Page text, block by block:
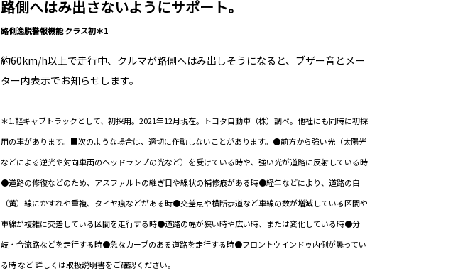
路側へはみ出さないようにサポート。
路側逸脱警報機能 クラス初＊1
約60km/h以上で走行中、クルマが路側へはみ出しそうになると、ブザー音とメー
ター内表示でお知らせします。
＊1.軽キャブトラックとして、初採用。2021年12月現在。トヨタ自動車（株）調べ。他社にも同時に初採
用の車があります。■次のような場合は、適切に作動しないことがあります。●前方から強い光（太陽光
などによる逆光や対向車両のヘッドランプの光など）を受けている時や、強い光が道路に反射している時
●道路の修復などのため、アスファルトの継ぎ目や線状の補修痕がある時●経年などにより、道路の白
（黄）線にかすれや重複、タイヤ痕などがある時●交差点や横断歩道など車線の数が増減している区間や
車線が複雑に交差している区間を走行する時●道路の幅が狭い時や広い時、または変化している時●分
岐・合流路などを走行する時●急なカーブのある道路を走行する時●フロントウインドゥ内側が曇ってい
る時 など 詳しくは取扱説明書をご確認ください。